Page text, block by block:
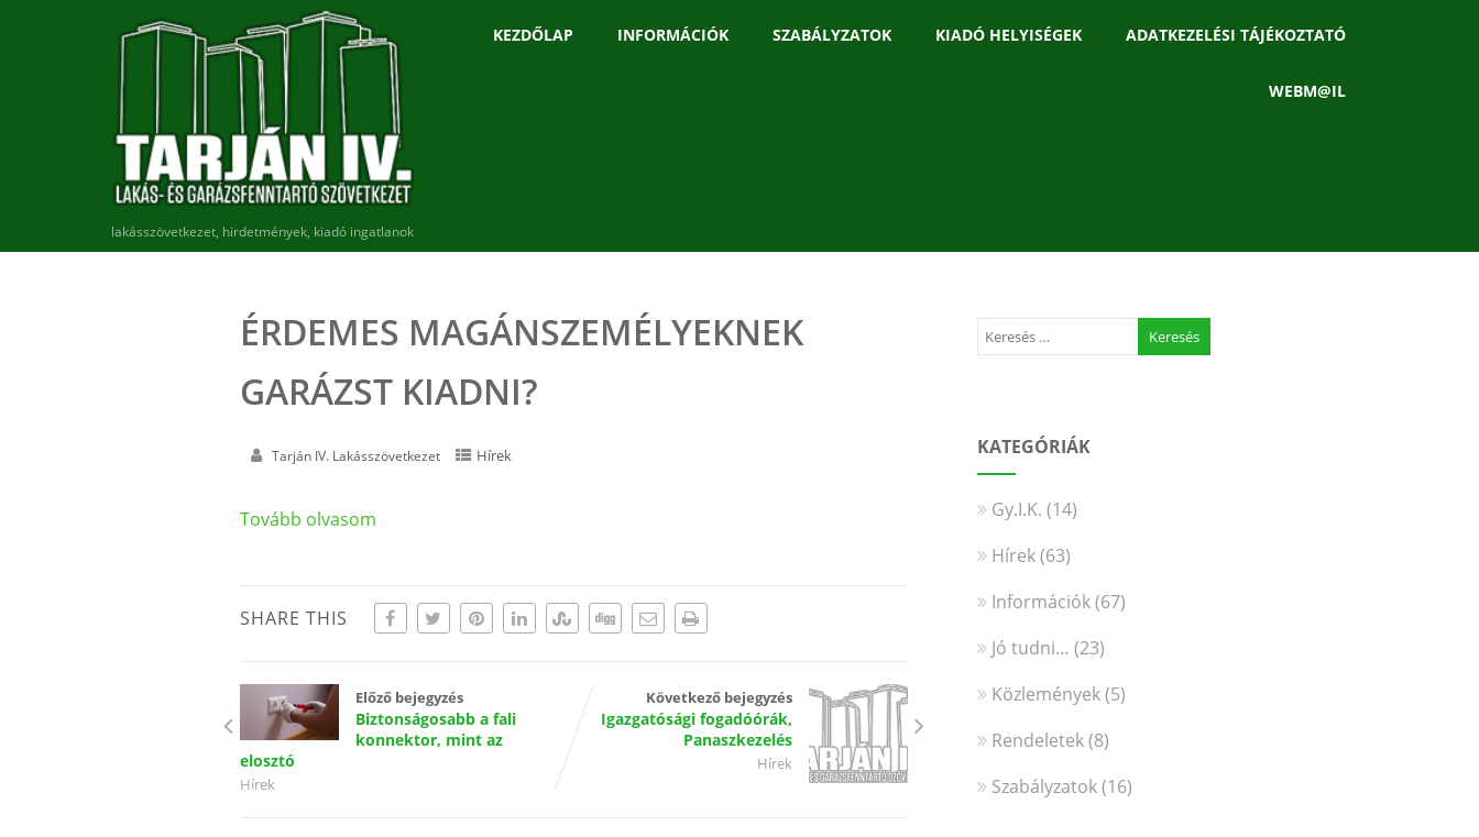
lakásszövetkezet, hirdetmények, kiadó ingatlanok
KEZDŐLAP INFORMÁCIÓK SZABÁLYZATOK KIADÓ HELYISÉGEK ADATKEZELÉSI TÁJÉKOZTATÓ
WEBM@IL
ÉRDEMES MAGÁNSZEMÉLYEKNEK
GARÁZST KIADNI?
Tarján IV. Lakásszövetkezet Hírek
Tovább olvasom
SHARE THIS
Előző bejegyzés
Biztonságosabb a fali
konnektor, mint az
elosztó
Hírek
Következő bejegyzés
Igazgatósági fogadóórák,
Panaszkezelés
Hírek
KATEGÓRIÁK
Gy.I.K. (14)
Hírek(63)
Információk(67)
Jó tudni… (23)
Közlemények(5)
Rendeletek(8)
Szabályzatok(16)